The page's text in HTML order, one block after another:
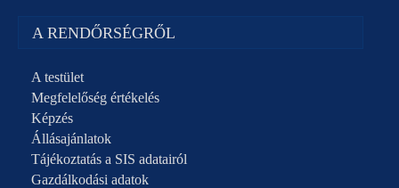
A RENDŐRSÉGRŐL
A testület
Megfelelőség értékelés
Képzés
Állásajánlatok
Tájékoztatás a SIS adatairól
Gazdálkodási adatok